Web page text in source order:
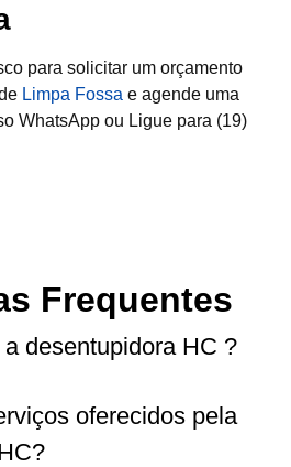
para solicitar um orçamento
Limpa Fossa e agende uma
WhatsApp ou Ligue para (19)
Frequentes
desentupidora HC ?
oferecidos pela